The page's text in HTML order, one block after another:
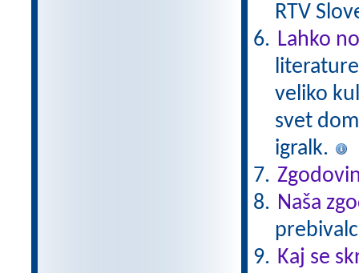
RTV
Lahko
veliko
svet
igralk.
Naša
Kaj se